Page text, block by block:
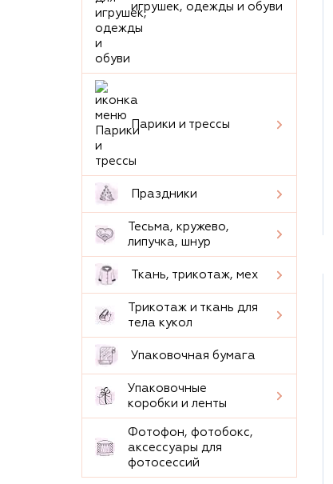
игрушек, одежды и обуви
Парики и трессы
Праздники
Тесьма, кружево,
липучка, шнур
Ткань, трикотаж, мех
Трикотаж и ткань для
тела кукол
Упаковочная бумага
Упаковочные
коробки и ленты
Фотофон, фотобокс,
аксессуары для
фотосессий